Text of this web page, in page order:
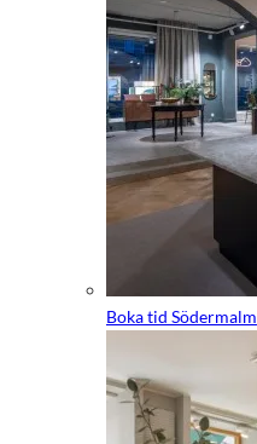
Boka tid Södermalm